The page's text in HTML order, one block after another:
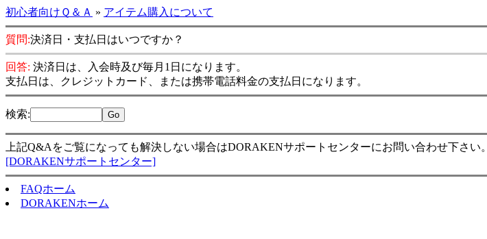
初心者向けＱ＆Ａ » アイテム購入について
質問:決済日・支払日はいつですか？
回答: 決済日は、入会時及び毎月1日になります。
支払日は、クレジットカード、または携帯電話料金の支払日になります。
検索:
上記Q&Aをご覧になっても解決しない場合はDORAKENサポートセンターにお問い合わせ下さい。
[DORAKENサポートセンター]
FAQホーム
DORAKENホーム